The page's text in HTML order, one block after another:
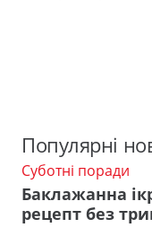
Популярні
Суботні поради
Баклажанна
рецепт без